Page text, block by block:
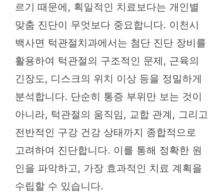
르기 때문에, 획일적인 치료보다는 개인별
맞춤 진단이 무엇보다 중요합니다. 이천시
백사면 턱관절치과에서는 첨단 진단 장비를
활용하여 턱관절의 구조적인 문제, 근육의
긴장도, 디스크의 위치 이상 등을 정밀하게
분석합니다. 단순히 통증 부위만 보는 것이
아니라, 턱관절의 움직임, 교합 관계, 그리고
전반적인 구강 건강 상태까지 종합적으로
고려하여 진단합니다. 이를 통해 정확한 원
인을 파악하고, 가장 효과적인 치료 계획을
수립할 수 있습니다.